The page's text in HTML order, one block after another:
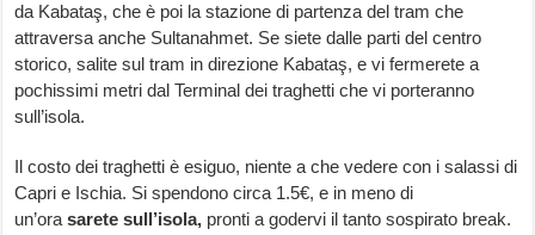
da Kabataş, che è poi la stazione di partenza del tram che
attraversa anche Sultanahmet. Se siete dalle parti del centro
storico, salite sul tram in direzione Kabataş, e vi fermerete a
pochissimi metri dal Terminal dei traghetti che vi porteranno
sull’isola.
Il costo dei traghetti è esiguo, niente a che vedere con i salassi di
Capri e Ischia. Si spendono circa 1.5€, e in meno di
un’orasarete sull’isola, pronti a godervi il tanto sospirato break.